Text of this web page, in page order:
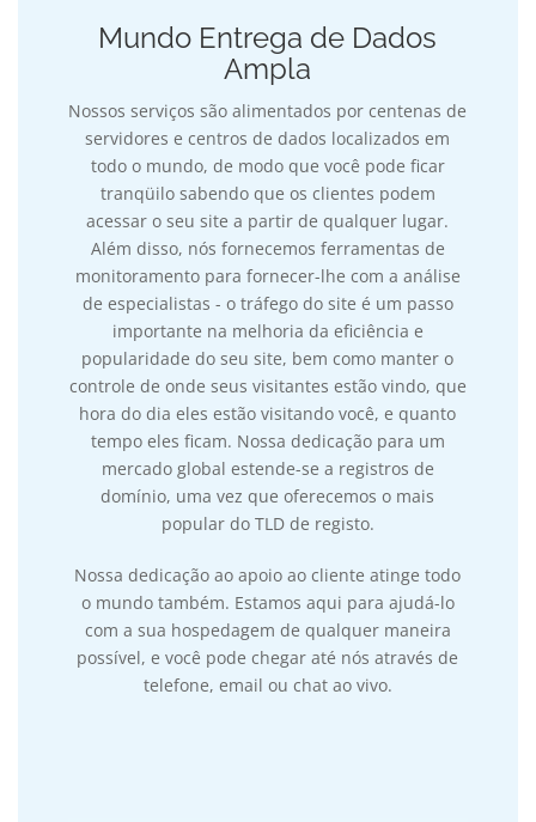
Mundo Entrega de Dados
Ampla
Nossos serviços são alimentados por centenas de
servidores e centros de dados localizados em
todo o mundo, de modo que você pode ficar
tranqüilo sabendo que os clientes podem
acessar o seu site a partir de qualquer lugar.
Além disso, nós fornecemos ferramentas de
monitoramento para fornecer-lhe com a análise
de especialistas - o tráfego do site é um passo
importante na melhoria da eficiência e
popularidade do seu site, bem como manter o
controle de onde seus visitantes estão vindo, que
hora do dia eles estão visitando você, e quanto
tempo eles ficam. Nossa dedicação para um
mercado global estende-se a registros de
domínio, uma vez que oferecemos o mais
popular do TLD de registo.
Nossa dedicação ao apoio ao cliente atinge todo
o mundo também. Estamos aqui para ajudá-lo
com a sua hospedagem de qualquer maneira
possível, e você pode chegar até nós através de
telefone, email ou chat ao vivo.